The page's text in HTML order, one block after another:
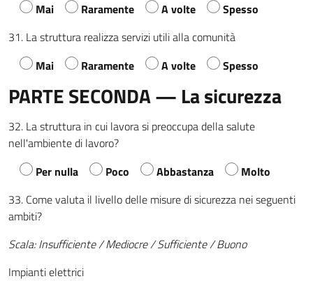
Mai
Raramente A volte
Spesso
31. La struttura realizza servizi utili alla comunità
Mai
Raramente A volte Spesso
PARTE SECONDA — La sicurezza
32. La struttura in cui lavora si preoccupa della salute
nell'ambiente di lavoro?
Per nulla
Poco Abbastanza
Molto
33. Come valuta il livello delle misure di sicurezza nei seguenti
ambiti?
Scala: Insufficiente / Mediocre / Sufficiente / Buono
Impianti elettrici